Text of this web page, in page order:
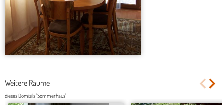
Weitere Räume
dieses Domizils 'Sommerhaus'